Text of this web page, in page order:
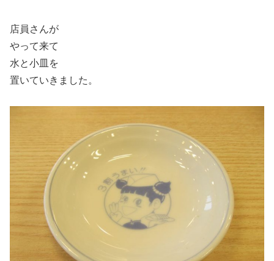
店員さんが
やって来て
水と小皿を
置いていきました。